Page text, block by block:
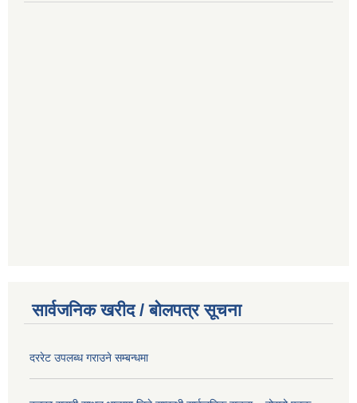
सार्वजनिक खरीद / बोलपत्र सूचना
दररेट उपलब्ध गराउने सम्बन्धमा